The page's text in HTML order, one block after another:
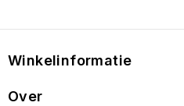
Winkelinformatie
Over